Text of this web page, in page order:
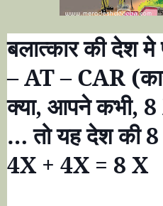
बलात्कार की देश मे
– AT – CAR
क्या, आपने कभी,
…तो यह देश की
4X + 4X = 8 X